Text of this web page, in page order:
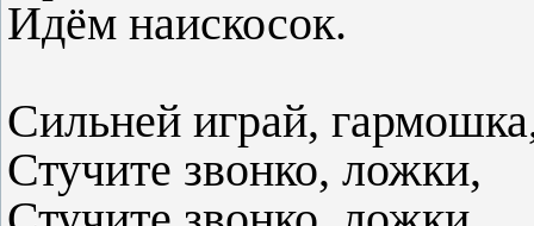
Идём наискосок.
Сильней играй,
Стучите звонко, ложки,